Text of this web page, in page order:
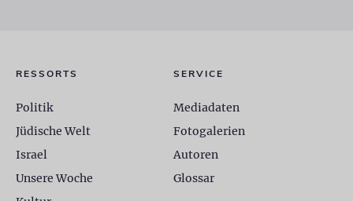
RESSORTS
Politik
Jüdische Welt
Israel
Unsere Woche
SERVICE
Mediadaten
Fotogalerien
Autoren
Glossar